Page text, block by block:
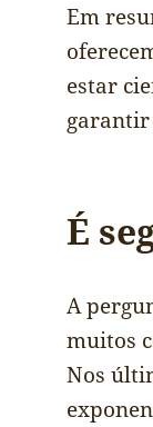
Em
estar
garantir
É
A
muitos
Nos